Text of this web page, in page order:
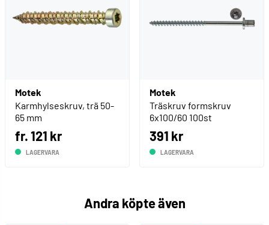
Motek
Karmhylseskruv, trä 50-
65 mm
fr. 121 kr
LAGERVARA
Motek
Träskruv formskruv
6x100/60 100st
391 kr
LAGERVARA
Andra köpte även